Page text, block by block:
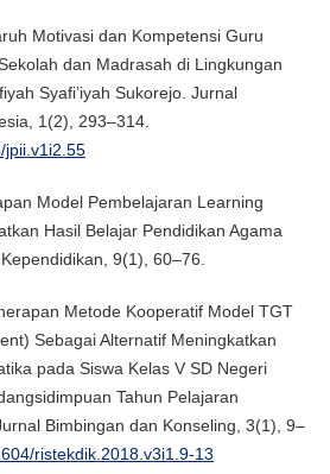
Motivasi dan Kompetensi Guru
dan Madrasah di Lingkungan
Syafi’iyah Sukorejo. Jurnal
1(2), 293–314.
jpii.v1i2.55
Model Pembelajaran Learning
Hasil Belajar Pendidikan Agama
9(1), 60–76.
Metode Kooperatif Model TGT
Sebagai Alternatif Meningkatkan
pada Siswa Kelas V SD Negeri
Tahun Pelajaran
Bimbingan dan Konseling, 3(1), 9–
ristekdik.2018.v3i1.9-13